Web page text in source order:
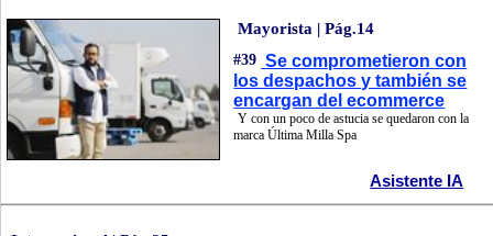
Mayorista | Pág.14
#39 Se comprometieron con
los despachos y también se
encargan del ecommerce
Y con un poco de astucia se quedaron con la
marca Última Milla Spa
Asistente IA